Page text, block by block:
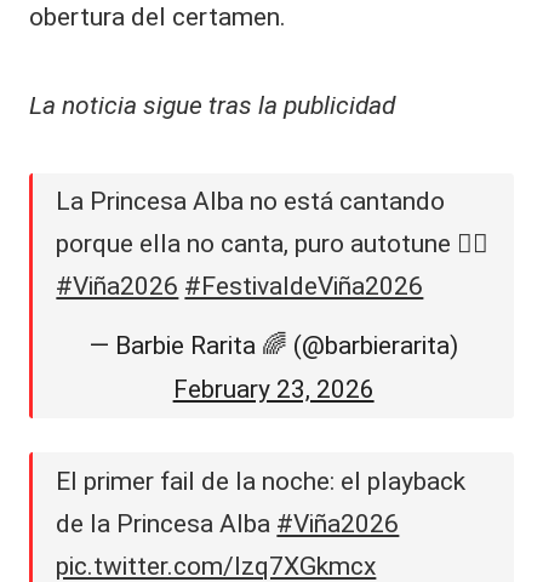
obertura del certamen.
La noticia sigue tras la publicidad
La Princesa Alba no está cantando
porque ella no canta, puro autotune 😮‍💨
#Viña2026 #FestivaldeViña2026
— Barbie Rarita 🌈 (@barbierarita)
February 23, 2026
El primer fail de la noche: el playback
de la Princesa Alba #Viña2026
pic.twitter.com/Izq7XGkmcx